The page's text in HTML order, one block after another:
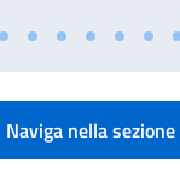
Naviga nella sezione